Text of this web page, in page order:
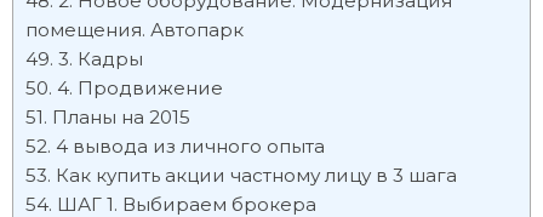
помещения. Автопарк
3. Кадры
4. Продвижение
Планы на 2015
4 вывода из личного опыта
Как купить акции частному лицу в 3 шага
ШАГ 1. Выбираем брокера